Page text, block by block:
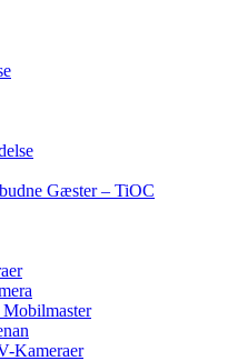
Gæster – TiOC
Kameraer